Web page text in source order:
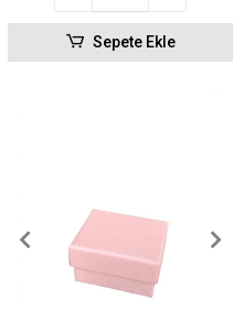
Sepete Ekle